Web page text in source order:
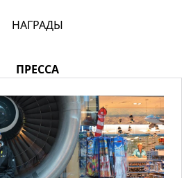
НАГРАДЫ
ПРЕССА